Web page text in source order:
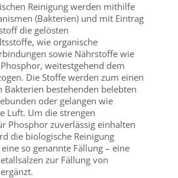
Reinigung werden mithilfe
(Bakterien) und mit Eintrag
die gelösten
wie organische
sowie Nährstoffe wie
weitestgehend dem
Die Stoffe werden zum einen
Bakterien bestehenden belebten
oder gelangen wie
Luft. Um die strengen
Phosphor zuverlässig einhalten
die biologische Reinigung
so genannte Fällung – eine
zur Fällung von